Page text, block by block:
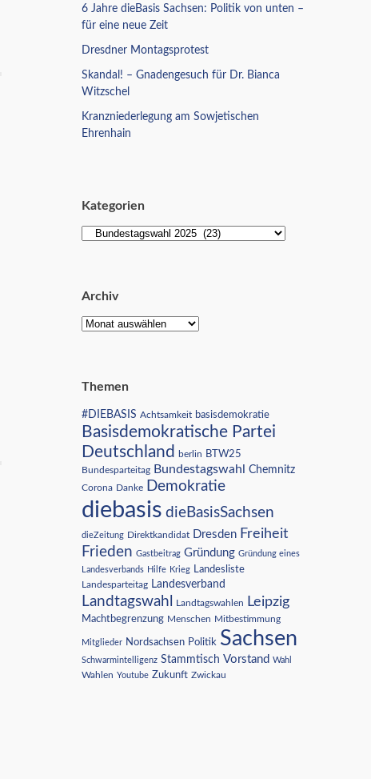
6 Jahre dieBasis Sachsen: Politik von unten –
für eine neue Zeit
Dresdner Montagsprotest
Skandal! – Gnadengesuch für Dr. Bianca
Witzschel
Kranzniederlegung am Sowjetischen
Ehrenhain
Kategorien
Archiv
Themen
#DIEBASIS Achtsamkeit basisdemokratie
Basisdemokratische Partei
Deutschland
berlin BTW25
Bundesparteitag Bundestagswahl Chemnitz
Corona Danke Demokratie
diebasis dieBasisSachsen
dieZeitung Direktkandidat Dresden Freiheit
Frieden Gastbeitrag Gründung Gründung eines
Landesverbands Hilfe Krieg Landesliste
Landesparteitag Landesverband
Landtagswahl Landtagswahlen Leipzig
Machtbegrenzung Menschen Mitbestimmung
Mitglieder Nordsachsen Politik Sachsen
Schwarmintelligenz Stammtisch Vorstand Wahl
Wahlen Youtube Zukunft Zwickau